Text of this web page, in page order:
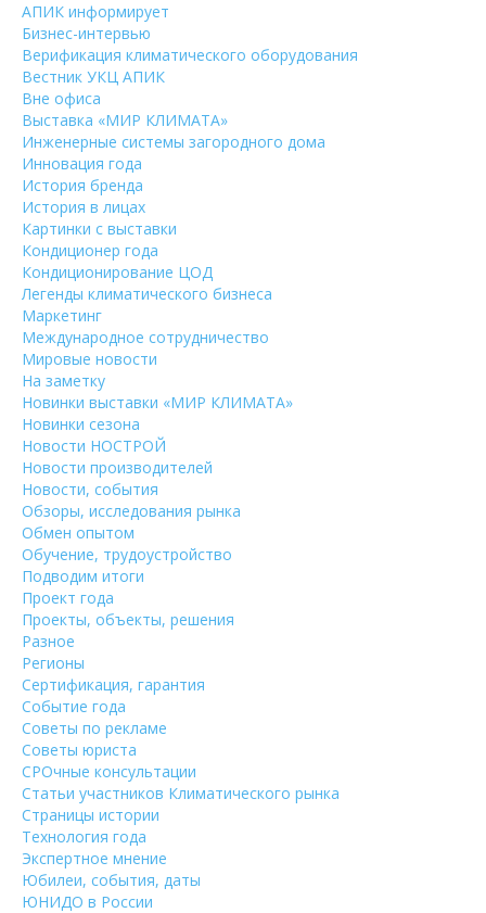
АПИК информирует
Бизнес-интервью
Верификация климатического оборудования
Вестник УКЦ АПИК
Вне офиса
Выставка «МИР КЛИМАТА»
Инженерные системы загородного дома
Инновация года
История бренда
История в лицах
Картинки с выставки
Кондиционер года
Кондиционирование ЦОД
Легенды климатического бизнеса
Маркетинг
Международное сотрудничество
Мировые новости
На заметку
Новинки выставки «МИР КЛИМАТА»
Новинки сезона
Новости НОСТРОЙ
Новости производителей
Новости, события
Обзоры, исследования рынка
Обмен опытом
Обучение, трудоустройство
Подводим итоги
Проект года
Проекты, объекты, решения
Разное
Регионы
Сертификация, гарантия
Событие года
Советы по рекламе
Советы юриста
СРОчные консультации
Статьи участников Климатического рынка
Страницы истории
Технология года
Экспертное мнение
Юбилеи, события, даты
ЮНИДО в России